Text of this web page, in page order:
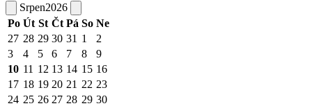
Srpen2026
Po Út St Čt Pá So Ne
27 28 29 30 31 1
2
3
4 5 6 7 8
9
10 11 12 13 14 15 16
17 18 19 20 21 22 23
24 25 26 27 28 29 30